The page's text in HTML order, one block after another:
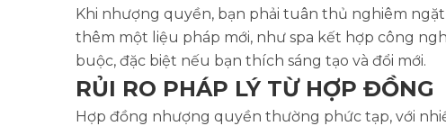
Khi nhượng quyền, bạn phải tuân thủ nghiêm
thêm một liệu pháp mới, như spa kết hợp công
buộc, đặc biệt nếu bạn thích sáng tạo và đổi mới.
RỦI RO PHÁP LÝ TỪ HỢP ĐỒNG
Hợp đồng nhượng quyền thường phức tạp, với